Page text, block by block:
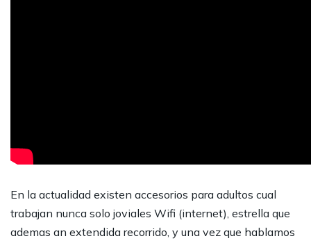
En la actualidad existen accesorios para adultos cual
trabajan nunca solo joviales Wifi (internet), estrella que
ademas an extendida recorrido, y una vez que hablamos